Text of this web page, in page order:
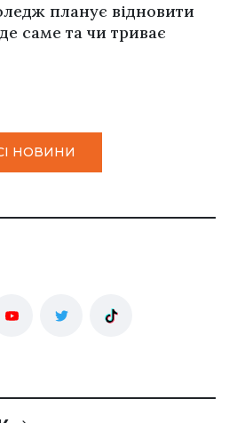
планує відновити
саме та чи триває
НОВИНИ